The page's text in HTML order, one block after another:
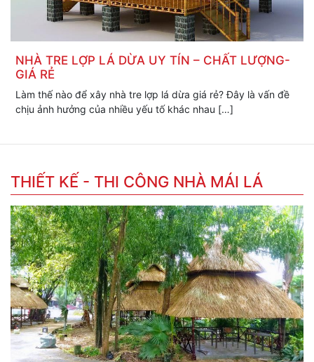
NHÀ TRE LỢP LÁ DỪA UY TÍN – CHẤT LƯỢNG-
GIÁ RẺ
Làm thế nào để xây nhà tre lợp lá dừa giá rẻ? Đây là vấn đề
chịu ảnh hưởng của nhiều yếu tố khác nhau […]
THIẾT KẾ - THI CÔNG NHÀ MÁI LÁ